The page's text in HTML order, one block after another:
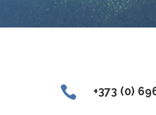
 +373 (0)